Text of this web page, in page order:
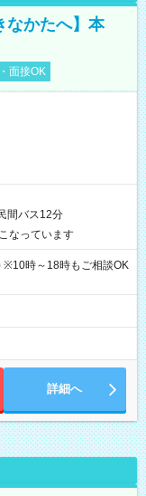
なかたへ】本
面接OK
間バス12分
なっています
時～18時もご相談OK
詳細へ